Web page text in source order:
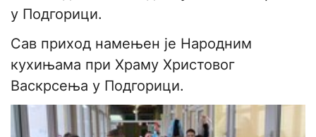
у Подгорици.
Сав приход намењен је Народним
кухињама при Храму Христовог
Васкрсења у Подгорици.